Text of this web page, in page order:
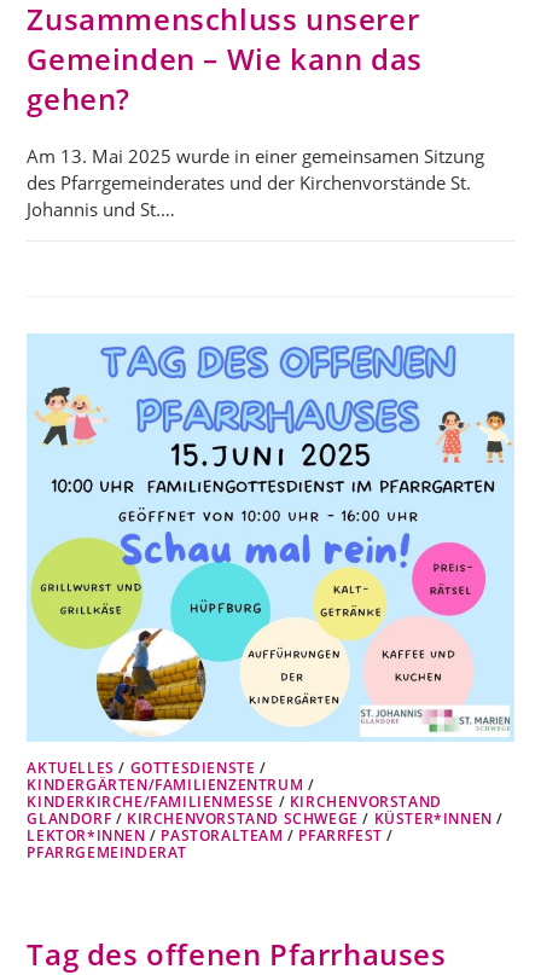
Zusammenschluss unserer
Gemeinden – Wie kann das
gehen?
Am 13. Mai 2025 wurde in einer gemeinsamen Sitzung
des Pfarrgemeinderates und der Kirchenvorstände St.
Johannis und St.…
AKTUELLES / GOTTESDIENSTE /
KINDERGÄRTEN/FAMILIENZENTRUM /
KINDERKIRCHE/FAMILIENMESSE / KIRCHENVORSTAND
GLANDORF / KIRCHENVORSTAND SCHWEGE / KÜSTER*INNEN /
LEKTOR*INNEN / PASTORALTEAM / PFARRFEST /
PFARRGEMEINDERAT
Tag des offenen Pfarrhauses